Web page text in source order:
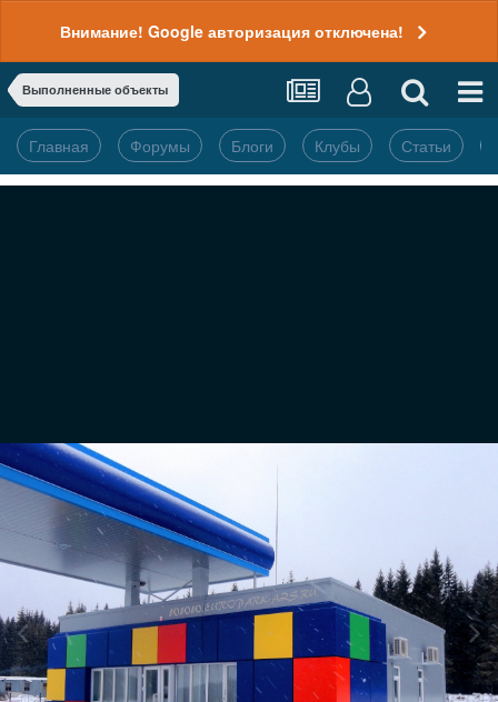
Внимание! Google авторизация отключена!
Выполненные объекты
Главная Форумы Блоги Клубы Статьи